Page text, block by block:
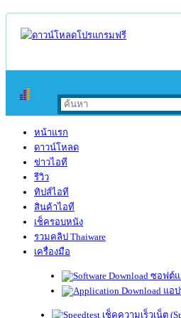
หน้าแรก
ดาวน์โหลด
ข่าวไอที
รีวิว
ทิปส์ไอที
สินค้าไอที
เช็ครอบหนัง
รวมคลิป Thaiware
เครื่องมือ
ซอฟต์แ
แอ
เช็คความเร็วเน็ต